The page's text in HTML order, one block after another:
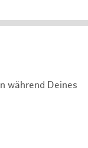
während Deines